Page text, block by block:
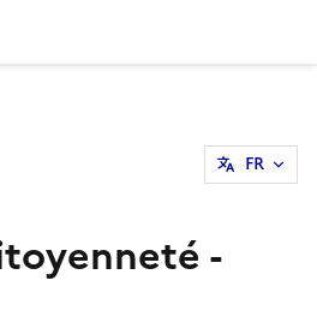
FR
-